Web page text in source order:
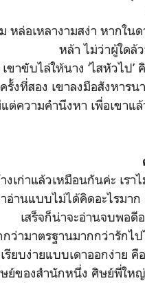
หล่อเหลางามสง่า หากใน
หล้า ไม่ว่าผู้ใดล้
ขาขับไล่ให้นาง ‘ไสหัวไป
รั้งที่สอง เขาลงมือสังหาร
แต่ความคำนึงหา เพื่อเขา
งเก่าแล้วเหมือนกันค่ะ เร
อ่านแบบไม่ได้คิดอะไรมา
เสร็จก็น่าจะอ่านจบพอดี
กว่ามาตรฐานมากกว่ารักไ
รียบง่ายแบบเดาออกง่าย
ย์ของสำนักหนึ่ง ศิษย์พี่ให